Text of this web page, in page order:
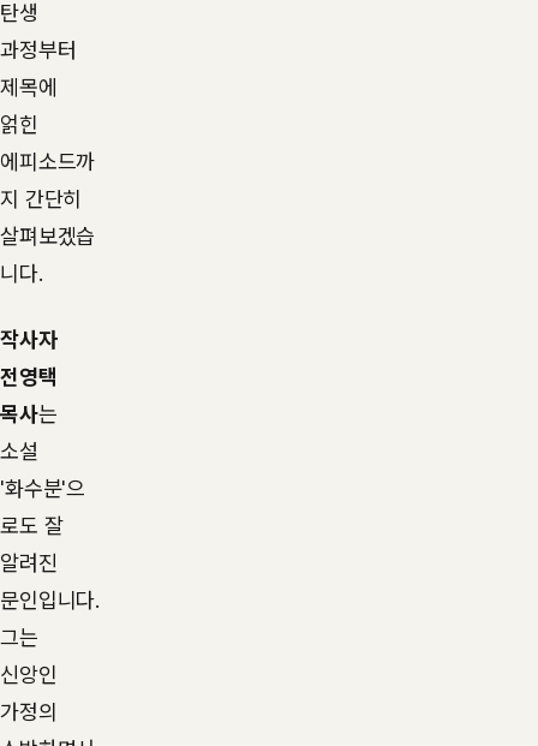
탄생
과정부터
제목에
얽힌
에피소드까
지 간단히
살펴보겠습
니다.
작사자
전영택
목사는
소설
'화수분'으
로도 잘
알려진
문인입니다.
그는
신앙인
가정의